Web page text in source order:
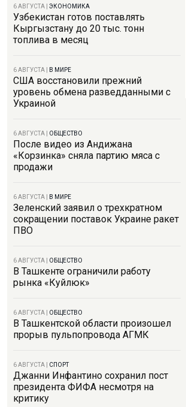
6 АВГУСТА ЭКОНОМИКА
Узбекистан готов поставлять
Кыргызстану до 20 тыс. тонн
топлива в месяц
6 АВГУСТА В МИРЕ
США восстановили прежний
уровень обмена разведданными с
Украиной
6 АВГУСТА ОБЩЕСТВО
После видео из Андижана
«Корзинка» сняла партию мяса с
продажи
6 АВГУСТА В МИРЕ
Зеленский заявил о трехкратном
сокращении поставок Украине ракет
ПВО
6 АВГУСТА ОБЩЕСТВО
В Ташкенте ограничили работу
рынка «Куйлюк»
6 АВГУСТА ОБЩЕСТВО
В Ташкентской области произошел
прорыв пульпопровода АГМК
6 АВГУСТА СПОРТ
Джанни Инфантино сохранил пост
президента ФИФА несмотря на
критику